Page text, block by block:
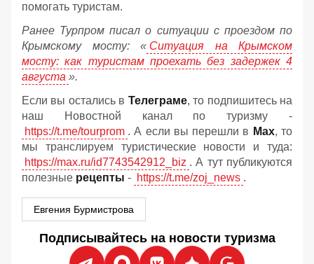
помогать туристам.
Ранее Турпром писал о ситуации с проездом по
Крымскому мосту: « Ситуация на Крымском
мосту: как туристам проехать без задержек 4
августа ».
Если вы остались в Телеграме, то подпишитесь на
наш Новостной канал по туризму -
https://t.me/tourprom . А если вы перешли в Мах, то
мы транслируем туристические новости и туда:
https://max.ru/id7743542912_biz . А тут публикуются
полезные рецепты - https://t.me/zoj_news .
Евгения Бурмистрова
Подписывайтесь на новости туризма